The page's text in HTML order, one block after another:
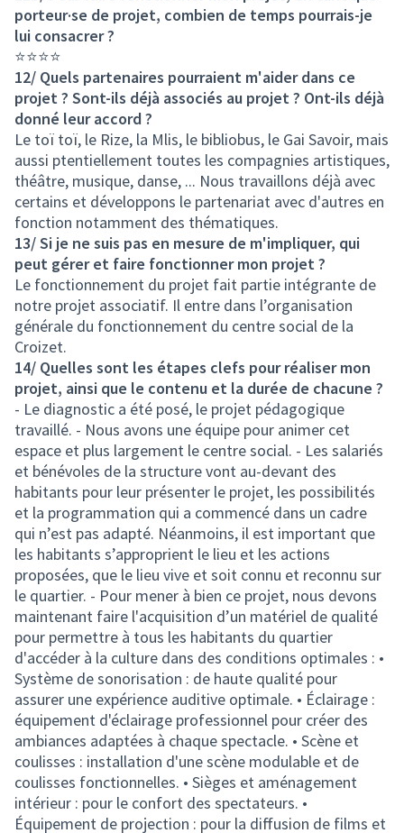
porteur·se de projet, combien de temps pourrais-je
lui consacrer ?
⭐⭐⭐⭐
12/ Quels partenaires pourraient m'aider dans ce
projet ? Sont-ils déjà associés au projet ? Ont-ils déjà
donné leur accord ?
Le toï toï, le Rize, la Mlis, le bibliobus, le Gai Savoir, mais
aussi ptentiellement toutes les compagnies artistiques,
théâtre, musique, danse, ... Nous travaillons déjà avec
certains et développons le partenariat avec d'autres en
fonction notamment des thématiques.
13/ Si je ne suis pas en mesure de m'impliquer, qui
peut gérer et faire fonctionner mon projet ?
Le fonctionnement du projet fait partie intégrante de
notre projet associatif. Il entre dans l’organisation
générale du fonctionnement du centre social de la
Croizet.
14/ Quelles sont les étapes clefs pour réaliser mon
projet, ainsi que le contenu et la durée de chacune ?
- Le diagnostic a été posé, le projet pédagogique
travaillé. - Nous avons une équipe pour animer cet
espace et plus largement le centre social. - Les salariés
et bénévoles de la structure vont au-devant des
habitants pour leur présenter le projet, les possibilités
et la programmation qui a commencé dans un cadre
qui n’est pas adapté. Néanmoins, il est important que
les habitants s’approprient le lieu et les actions
proposées, que le lieu vive et soit connu et reconnu sur
le quartier. - Pour mener à bien ce projet, nous devons
maintenant faire l'acquisition d’un matériel de qualité
pour permettre à tous les habitants du quartier
d'accéder à la culture dans des conditions optimales : •
Système de sonorisation : de haute qualité pour
assurer une expérience auditive optimale. • Éclairage :
équipement d'éclairage professionnel pour créer des
ambiances adaptées à chaque spectacle. • Scène et
coulisses : installation d'une scène modulable et de
coulisses fonctionnelles. • Sièges et aménagement
intérieur : pour le confort des spectateurs. •
Équipement de projection : pour la diffusion de films et